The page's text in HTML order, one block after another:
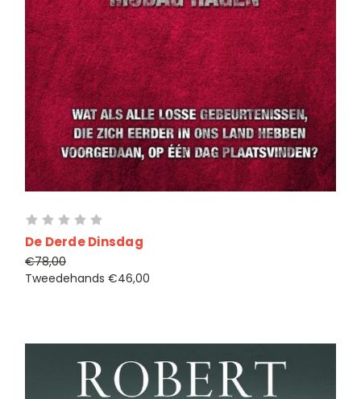
De Derde Dinsdag
€78,00
Tweedehands €46,00